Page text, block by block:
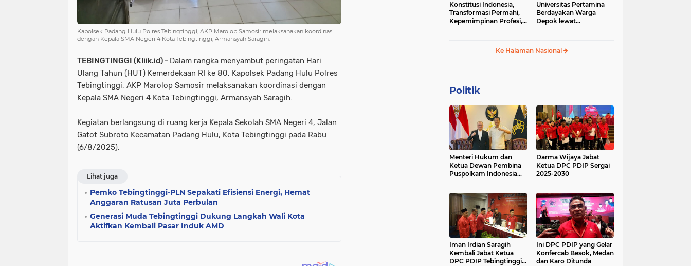
Kapolsek Padang Hulu Polres Tebingtinggi, AKP Marolop Samosir melaksanakan koordinasi
dengan Kepala SMA Negeri 4 Kota Tebingtinggi, Armansyah Saragih.
TEBINGTINGGI (Kliik.id) - Dalam rangka menyambut peringatan Hari
Ulang Tahun (HUT) Kemerdekaan RI ke 80, Kapolsek Padang Hulu Polres
Tebingtinggi, AKP Marolop Samosir melaksanakan koordinasi dengan
Kepala SMA Negeri 4 Kota Tebingtinggi, Armansyah Saragih.
Kegiatan berlangsung di ruang kerja Kepala Sekolah SMA Negeri 4, Jalan
Gatot Subroto Kecamatan Padang Hulu, Kota Tebingtinggi pada Rabu
(6/8/2025).
Lihat juga
Pemko Tebingtinggi-PLN Sepakati Efisiensi Energi, Hemat
Anggaran Ratusan Juta Perbulan
Generasi Muda Tebingtinggi Dukung Langkah Wali Kota
Aktifkan Kembali Pasar Induk AMD
Konstitusi Indonesia,
Transformasi Permahi,
Kepemimpinan Profesi,
Universitas Pertamina
Berdayakan Warga
Depok lewat
Ke Halaman Nasional
Politik
Menteri Hukum dan
Ketua Dewan Pembina
Puspolkam Indonesia
Beserta Agenda
Reformatif dan
Transformatif dalam
Pembangunan Negara
Hukum dan
Kelembagaan
Kementerian Hukum
Darma Wijaya Jabat
Ketua DPC PDIP Sergai
2025-2030
Iman Irdian Saragih
Kembali Jabat Ketua
DPC PDIP Tebingtinggi
Ini DPC PDIP yang Gelar
Konfercab Besok, Medan
dan Karo Ditunda